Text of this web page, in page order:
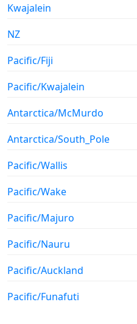
Kwajalein
NZ
Pacific/Fiji
Pacific/Kwajalein
Antarctica/McMurdo
Antarctica/South_Pole
Pacific/Wallis
Pacific/Wake
Pacific/Majuro
Pacific/Nauru
Pacific/Auckland
Pacific/Funafuti